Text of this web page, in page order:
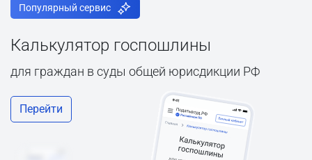
Популярный сервис
Калькулятор госпошлины
для граждан в суды общей юрисдикции РФ
Перейти